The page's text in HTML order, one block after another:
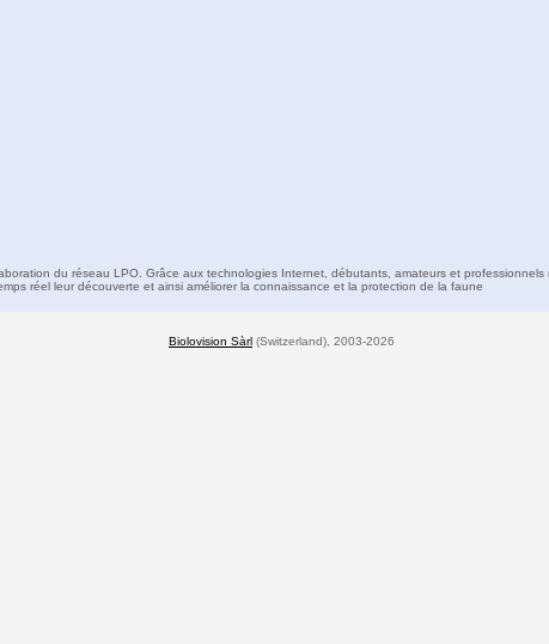
du réseau LPO. Grâce aux technologies Internet, débutants, amateurs et professionnels
réel leur découverte et ainsi améliorer la connaissance et la protection de la faune
Biolovision Sàrl (Switzerland), 2003-2026